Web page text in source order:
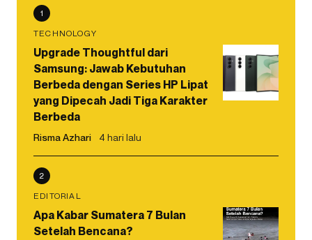
1
TECHNOLOGY
Upgrade Thoughtful dari
Samsung: Jawab Kebutuhan
Berbeda dengan Series HP Lipat
yang Dipecah Jadi Tiga Karakter
Berbeda
Risma Azhari 4 hari lalu
2
EDITORIAL
Apa Kabar Sumatera 7 Bulan
Setelah Bencana?